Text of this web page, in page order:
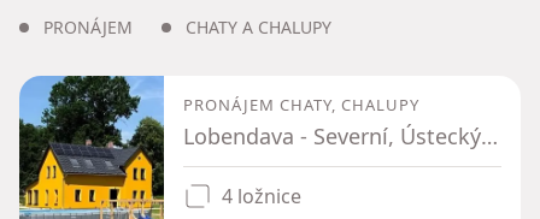
PRONÁJEM CHATY A CHALUPY
PRONÁJEM CHATY, CHALUPY
Lobendava - Severní, Ústecký kraj
4 ložnice